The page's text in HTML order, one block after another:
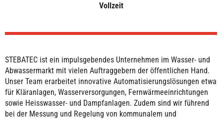
Vollzeit
STEBATEC ist ein impulsgebendes Unternehmen im Wasser- und
Abwassermarkt mit vielen Auftraggebern der öffentlichen Hand.
Unser Team erarbeitet innovative Automatisierungslösungen etwa
für Kläranlagen, Wasserversorgungen, Fernwärmeeinrichtungen
sowie Heisswasser- und Dampfanlagen. Zudem sind wir führend
bei der Messung und Regelung von kommunalem und